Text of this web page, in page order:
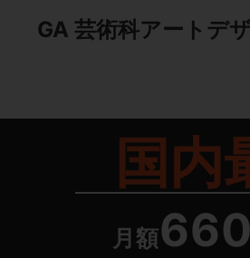
GA 芸術科アートデ
国内
月額660